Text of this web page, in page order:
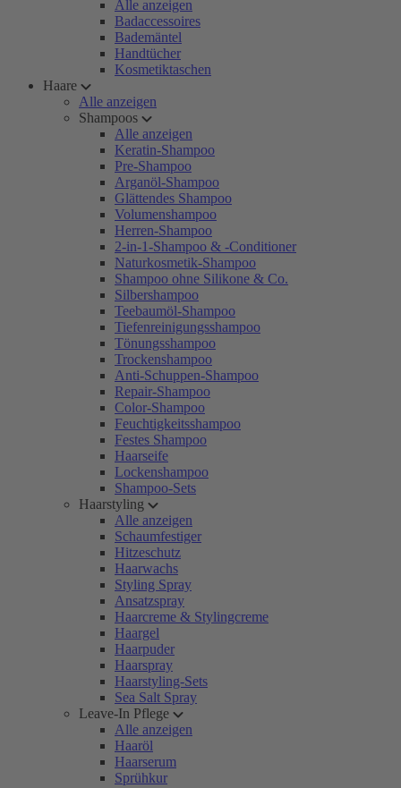
Alle anzeigen
Badaccessoires
Bademäntel
Handtücher
Kosmetiktaschen
Haare
Alle anzeigen
Shampoos
Alle anzeigen
Keratin-Shampoo
Pre-Shampoo
Arganöl-Shampoo
Glättendes Shampoo
Volumenshampoo
Herren-Shampoo
2-in-1-Shampoo & -Conditioner
Naturkosmetik-Shampoo
Shampoo ohne Silikone & Co.
Silbershampoo
Teebaumöl-Shampoo
Tiefenreinigungsshampoo
Tönungsshampoo
Trockenshampoo
Anti-Schuppen-Shampoo
Repair-Shampoo
Color-Shampoo
Feuchtigkeitsshampoo
Festes Shampoo
Haarseife
Lockenshampoo
Shampoo-Sets
Haarstyling
Alle anzeigen
Schaumfestiger
Hitzeschutz
Haarwachs
Styling Spray
Ansatzspray
Haarcreme & Stylingcreme
Haargel
Haarpuder
Haarspray
Haarstyling-Sets
Sea Salt Spray
Leave-In Pflege
Alle anzeigen
Haaröl
Haarserum
Sprühkur